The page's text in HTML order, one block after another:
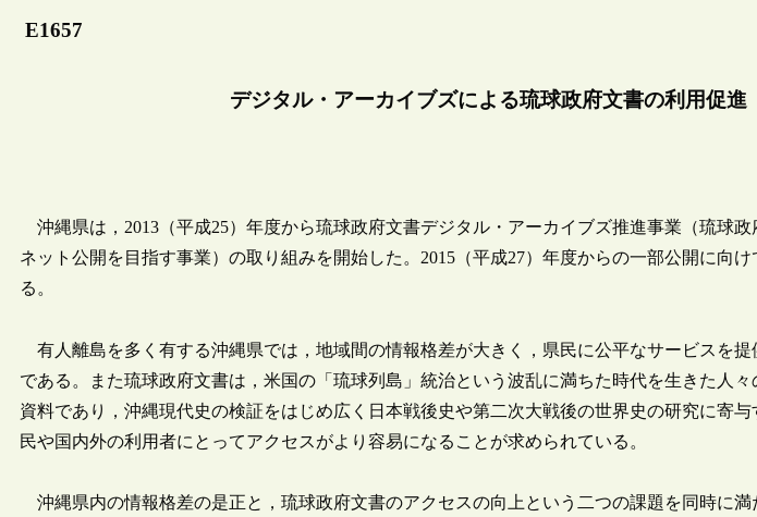
E1657
デジタル・アーカイブズによる琉球政府文書の利用促進
沖縄県は，2013（平成25）年度から琉球政府文書デジタル・アーカイブズ推進事業（琉球政
ネット公開を目指す事業）の取り組みを開始した。2015（平成27）年度からの一部公開に向
る。
有人離島を多く有する沖縄県では，地域間の情報格差が大きく，県民に公平なサービスを提
である。また琉球政府文書は，米国の「琉球列島」統治という波乱に満ちた時代を生きた人
資料であり，沖縄現代史の検証をはじめ広く日本戦後史や第二次大戦後の世界史の研究に寄
民や国内外の利用者にとってアクセスがより容易になることが求められている。
沖縄県内の情報格差の是正と，琉球政府文書のアクセスの向上という二つの課題を同時に満